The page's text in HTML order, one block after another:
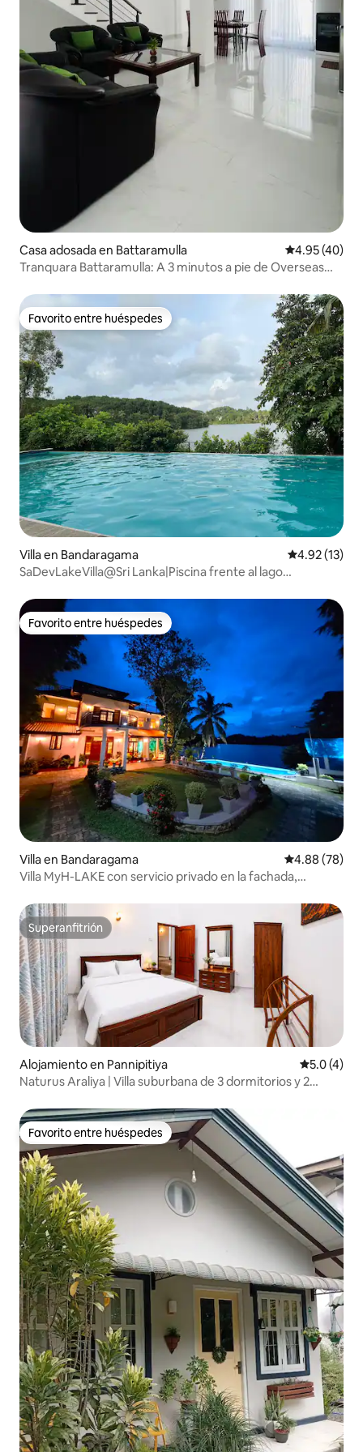
Casa adosada en Battaramulla Calificación
4.95 (40)
Tranquara Battaramulla: A 3 minutos a pie de Overseas
Favorito entre huéspedes
Favorito entre huéspedes
Villa en Bandaragama Calificación
4.92 (13)
SaDevLakeVilla@Sri Lanka|Piscina frente al lago
Favorito entre huéspedes
Favorito entre huéspedes
Villa en Bandaragama Calificación
4.88 (78)
Villa MyH-LAKE con servicio privado en la fachada,
Superanfitrión
Superanfitrión
Alojamiento en Pannipitiya
5.0 (4)
Naturus Araliya | Villa suburbana de 3 dormitorios y 2
Favorito entre huéspedes
Favorito entre huéspedes